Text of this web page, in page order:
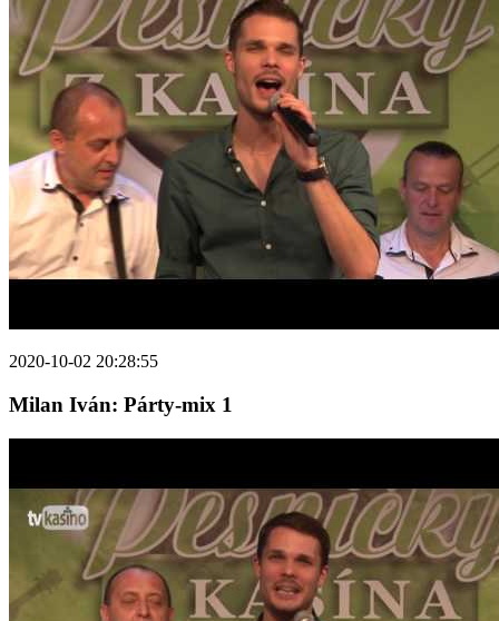
2020-10-02 20:28:55
Milan Iván: Párty-mix 1